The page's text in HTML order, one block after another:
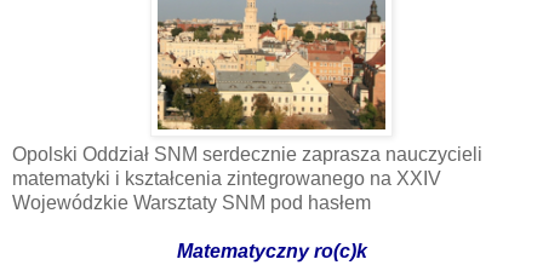
Opolski Oddział SNM serdecznie zaprasza nauczycieli
matematyki i kształcenia zintegrowanego na XXIV
Wojewódzkie Warsztaty SNM pod hasłem
Matematyczny ro(c)k